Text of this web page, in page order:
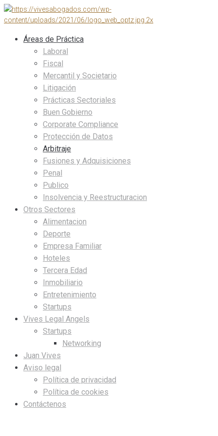
Áreas de Práctica
Laboral
Fiscal
Mercantil y Societario
Litigación
Prácticas Sectoriales
Buen Gobierno
Corporate Compliance
Protección de Datos
Arbitraje
Fusiones y Adquisiciones
Penal
Publico
Insolvencia y Reestructuracion
Otros Sectores
Alimentacion
Deporte
Empresa Familiar
Hoteles
Tercera Edad
Inmobiliario
Entretenimiento
Startups
Vives Legal Angels
Startups
Networking
Juan Vives
Aviso legal
Política de privacidad
Política de cookies
Contáctenos